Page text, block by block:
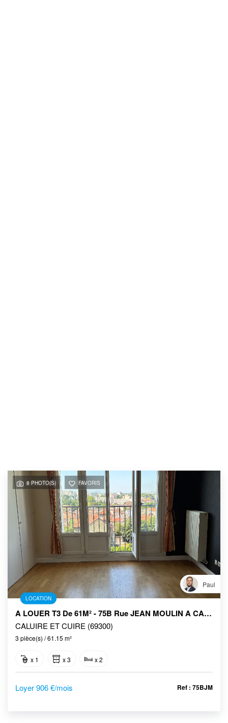
8 PHOTO(S) FAVORIS
Paul
LOCATION
A LOUER T3 De 61M² - 75B Rue JEAN MOULIN A CALUIRE
CALUIRE ET CUIRE (69300)
3 pièce(s) / 61.15 m²
x 1 x 3 x 2
Loyer 906 €/mois Ref : 75BJM